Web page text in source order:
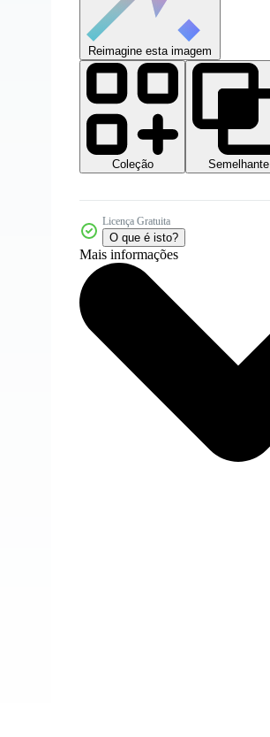
Reimagine esta imagem
Coleção
Semelhante
Licença Gratuita
O que é isto?
Mais informações